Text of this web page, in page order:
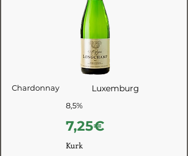
Chardonnay Luxemburg
8,5%
7,25€
Kurk